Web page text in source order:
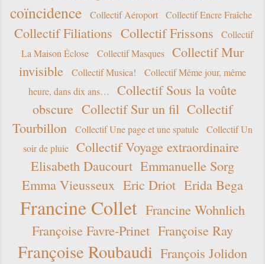
coïncidence
Collectif Aéroport Collectif Encre Fraîche
Collectif Filiations Collectif Frissons
Collectif
La Maison Éclose
Collectif Masques
Collectif Mur
invisible
Collectif Musica!
Collectif Même jour, même
heure, dans dix ans…
Collectif Sous la voûte
obscure Collectif Sur un fil Collectif
Tourbillon
Collectif Une page et une spatule
Collectif Un
soir de pluie
Collectif Voyage extraordinaire
Elisabeth Daucourt Emmanuelle Sorg
Emma Vieusseux Eric Driot Erida Bega
Francine Collet Francine Wohnlich
Françoise Favre-Prinet Françoise Ray
Françoise Roubaudi François Jolidon